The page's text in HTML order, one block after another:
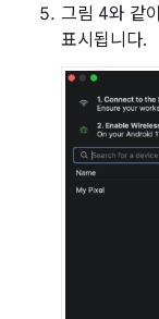
그림 4와 같이
표시됩니다.